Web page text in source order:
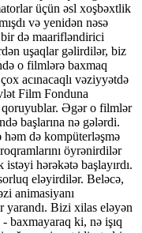
üçün əsl xoşbəxtlik
və yenidən nəsə
də maarifləndirici
uşaqlar gəlirdilər, biz
o filmlərə baxmaq
acınacaqlı vəziyyətdə
Film Fonduna
qoruyublar. Əgər o filmlər
başlarına nə gələrdi.
də kompüterləşmə
öyrənirdilər
hərəkətə başlayırdı.
eləyirdilər. Beləcə,
animasiyanı
yarandı. Bizi xilas eləyən
baxmayaraq ki, nə işıq